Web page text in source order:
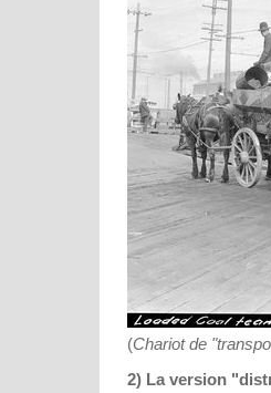
(Chariot de
2) La version